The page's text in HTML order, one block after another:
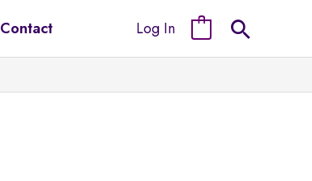
Contact Log In